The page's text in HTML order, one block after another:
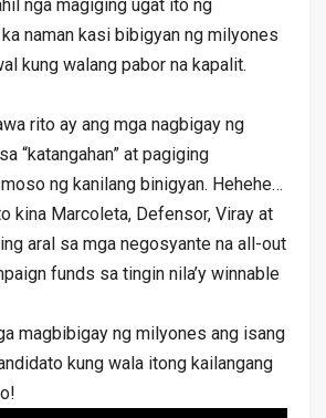
nga magiging ugat ito ng
naman kasi bibigyan ng milyones
kung walang pabor na kapalit.
rito ay ang mga nagbigay ng
“katangahan” at pagiging
ng kanilang binigyan. Hehehe…
kina Marcoleta, Defensor, Viray at
aral sa mga negosyante na all-out
funds sa tingin nila’y winnable
magbibigay ng milyones ang isang
kung wala itong kailangang